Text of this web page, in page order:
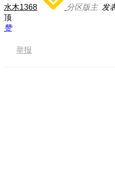
水木1368 分区版主 发
顶
赞
举报